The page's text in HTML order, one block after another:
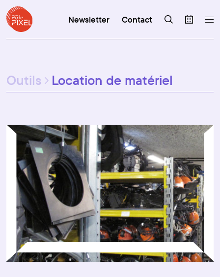
Newsletter Contact
Outils Location de matériel